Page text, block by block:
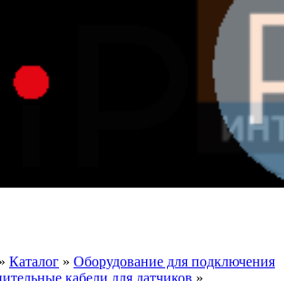
» Каталог » Оборудование для подключения
кабели для датчиков »